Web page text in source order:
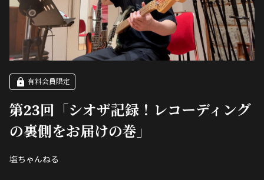
有料会員限定
第23回「シオザ記録！レコーディング
の裏側をお届けの巻」
塩ちゃんねる